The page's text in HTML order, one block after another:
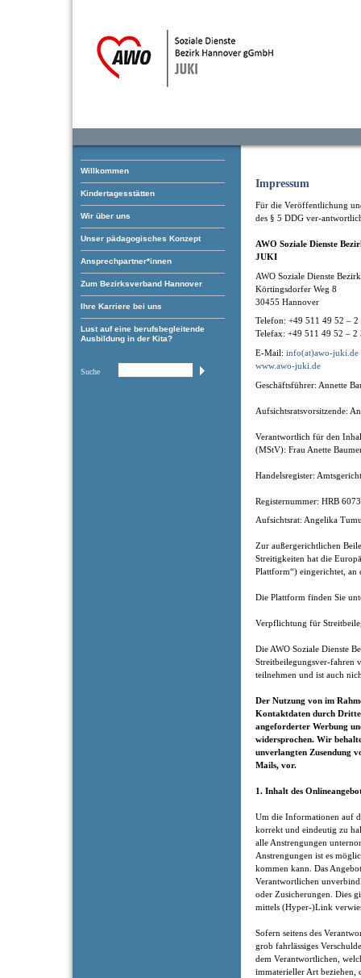
Willkommen
Kindertagesstätten
Wir über uns
Unser pädagogisches Konzept
Ansprechpartner*innen
Zum Bezirksverband Hannover
Ihre Karriere bei uns
Lust auf eine berufsbegleitende
Ausbildung in der Kita?
Suche
Impressum
Für die Veröffentlichung
des § 5 DDG ver-
AWO Soziale Dienste
JUKI
AWO Soziale Dienste
Körtingsdorfer Weg 8
30455 Hannover
Telefon: +49 511 49 52 – 2
Telefax: +49 511 49 52 – 2
E-Mail: info(at)awo-juki.de
www.awo-juki.de
Geschäftsführer: Annette
Aufsichtsratsvorsitzende:
Verantwortlich für den
(MStV): Frau Anette
Handelsregister:
Registernummer: HRB
Aufsichtsrat: Angelika
Zur außergerichtlichen
Streitigkeiten hat die
Plattform“) eingerichtet, an
Die Plattform finden Sie
Verpflichtung für
Die AWO Soziale Dienste
Streitbeilegungsver-fahren
teilnehmen und ist auch
Der Nutzung von im
Kontaktdaten durch
angeforderter Werbung
widersprochen. Wir
unverlangten Zusendung
Mails, vor.
1. Inhalt des
Um die Informationen auf
korrekt und eindeutig zu
alle Anstrengungen
Anstrengungen ist es
kommen kann. Das
Verantwortlichen
oder Zusicherungen. Dies
mittels (Hyper-)Link
Sofern seitens des
grob fahrlässiges
dem Verantwortlichen,
immaterieller Art